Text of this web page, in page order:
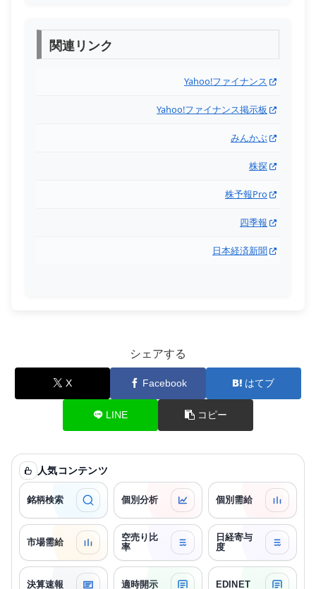
関連リンク
Yahoo!ファイナンス
Yahoo!ファイナンス掲示板
みんかぶ
株探
株予報Pro
四季報
日本経済新聞
シェアする
X Facebook はてブ
LINE コピー
人気コンテンツ
銘柄検索 個別分析 個別需給
市場需給
空売り比
率
日経寄与
度
決算速報 適時開示 EDINET